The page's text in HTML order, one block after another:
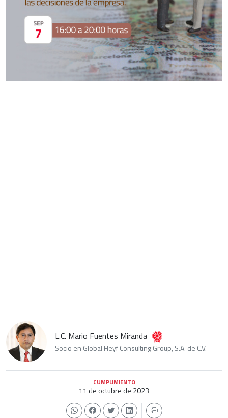
L.C. Mario Fuentes Miranda
Socio en Global Heyf Consulting Group, S.A. de C.V.
CUMPLIMIENTO
11 de octubre de 2023